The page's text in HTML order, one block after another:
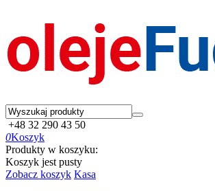
+48 32 290 43 50
0Koszyk
Produkty w koszyku:
Koszyk jest pusty
Zobacz koszyk Kasa